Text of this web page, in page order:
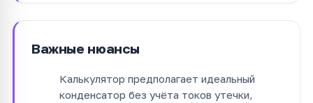
Важные нюансы
Калькулятор предполагает идеальный
конденсатор без учёта токов утечки,